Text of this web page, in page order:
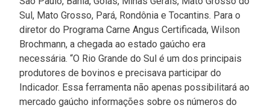
Sul, Mato Grosso, Pará, Rondônia e Tocantins. Para o
diretor do Programa Carne Angus Certificada, Wilson
Brochmann, a chegada ao estado gaúcho era
necessária. “O Rio Grande do Sul é um dos principais
produtores de bovinos e precisava participar do
Indicador. Essa ferramenta não apenas possibilitará ao
mercado gaúcho informações sobre os números do